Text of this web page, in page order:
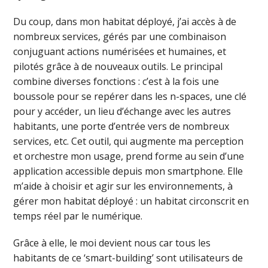
Du coup, dans mon habitat déployé, j’ai accès à de
nombreux services, gérés par une combinaison
conjuguant actions numérisées et humaines, et
pilotés grâce à de nouveaux outils. Le principal
combine diverses fonctions : c’est à la fois une
boussole pour se repérer dans les n-spaces, une clé
pour y accéder, un lieu d’échange avec les autres
habitants, une porte d’entrée vers de nombreux
services, etc. Cet outil, qui augmente ma perception
et orchestre mon usage, prend forme au sein d’une
application accessible depuis mon smartphone. Elle
m’aide à choisir et agir sur les environnements, à
gérer mon habitat déployé : un habitat circonscrit en
temps réel par le numérique.
Grâce à elle, le moi devient nous car tous les
habitants de ce ‘smart-building’ sont utilisateurs de